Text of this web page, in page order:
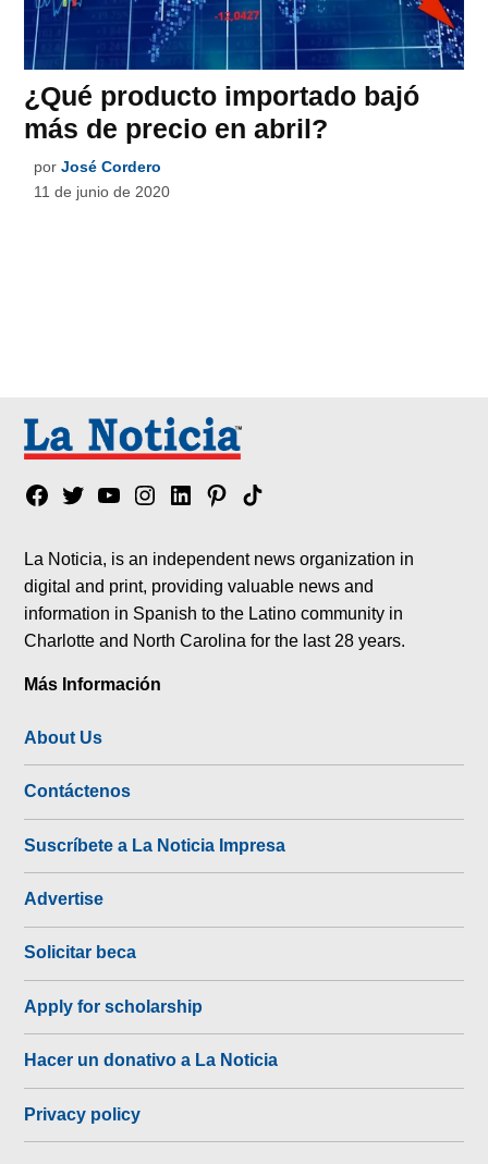
¿Qué producto importado bajó
más de precio en abril?
por José Cordero
11 de junio de 2020
Facebook
TwitterYouTubeInstagram
LinkedinPinterest
Tik
La Noticia, is an independent news organization in
digital and print, providing valuable news and
information in Spanish to the Latino community in
Charlotte and North Carolina for the last 28 years.
Más Información
About Us
Contáctenos
Suscríbete a La Noticia Impresa
Advertise
Solicitar beca
Apply for scholarship
Hacer un donativo a La Noticia
Privacy policy